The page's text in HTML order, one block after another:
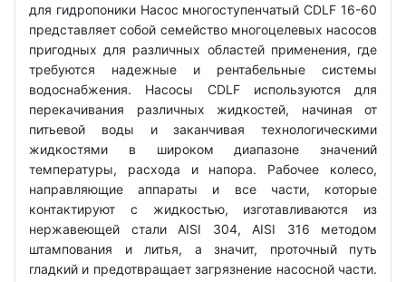
для гидропоники Насос многоступенчатый CDLF 16-60
представляет собой семейство многоцелевых насосов
пригодных для различных областей применения, где
требуются надежные и рентабельные системы
водоснабжения. Насосы CDLF используются для
перекачивания различных жидкостей, начиная от
питьевой воды и заканчивая технологическими
жидкостями в широком диапазоне значений
температуры, расхода и напора. Рабочее колесо,
направляющие аппараты и все части, которые
контактируют с жидкостью, изготавливаются из
нержавеющей стали AISI 304, AISI 316 методом
штампования и литья, а значит, проточный путь
гладкий и предотвращает загрязнение насосной части.